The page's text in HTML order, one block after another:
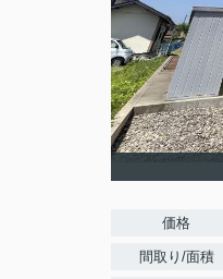
価格
間取り/面積